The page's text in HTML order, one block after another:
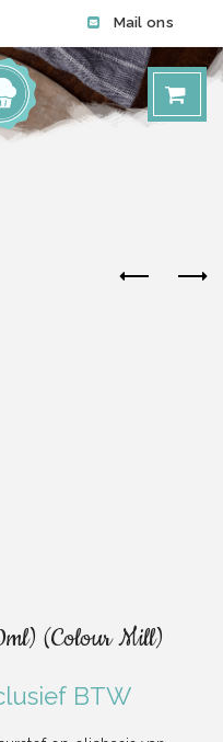
Mail ons
(Colour Mill)
BTW